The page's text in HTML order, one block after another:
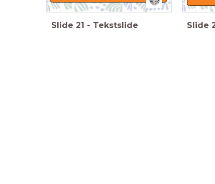
Slide 21 - Tekstslide Slide